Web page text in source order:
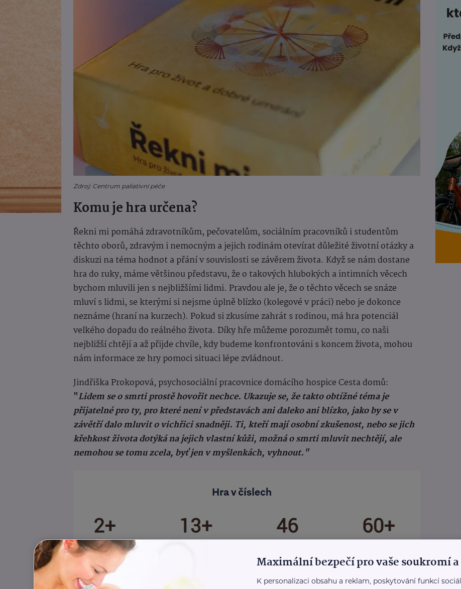
Zdroj: Centrum paliativní péče
Komu je hra určena?
Řekni mi pomáhá zdravotníkům, pečovatelům, sociálním pracovníků i studentům
těchto oborů, zdravým i nemocným a jejich rodinám otevírat důležité životní otázky a
diskuzi na téma hodnot a přání v souvislosti se závěrem života. Když se nám dostane
hra do ruky, máme většinou představu, že o takových hlubokých a intimních věcech
bychom mluvili jen s nejbližšími lidmi. Pravdou ale je, že o těchto věcech se snáze
mluví s lidmi, se kterými si nejsme úplně blízko (kolegové v práci) nebo je dokonce
neznáme (hraní na kurzech). Pokud si zkusíme zahrát s rodinou, má hra potenciál
velkého dopadu do reálného života. Díky hře můžeme porozumět tomu, co naši
nejbližší chtějí a až přijde chvíle, kdy budeme konfrontováni s koncem života, mohou
nám informace ze hry pomoci situaci lépe zvládnout.
Jindřiška Prokopová, psychosociální pracovnice domácího hospice Cesta domů:
"Lidem se o smrti prostě hovořit nechce. Ukazuje se, že takto obtížné téma je
přijatelné pro ty, pro které není v představách ani daleko ani blízko, jako by se v
závětří dalo mluvit o vichřici snadněji. Ti, kteří mají osobní zkušenost, nebo se jich
křehkost života dotýká na jejich vlastní kůži, možná o smrti mluvit nechtějí, ale
nemohou se tomu zcela, byť jen v myšlenkách, vyhnout."
Maximální bezpečí pro vaše soukromí
K personalizaci obsahu a reklam, poskytování funkcí